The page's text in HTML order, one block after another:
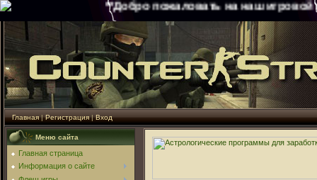
**Добро пожаловать на наш игровой
Главная|Регистрация|Вход
Меню сайта
Главная страница
Информация о сайте